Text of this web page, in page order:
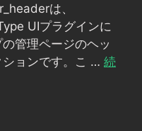
は、
UIプラグインに
管理ページのヘッ
ションです。こ … 続